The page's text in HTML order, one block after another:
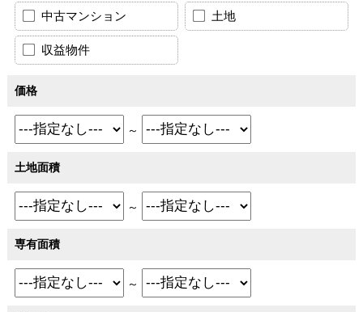
中古マンション 土地
収益物件
価格
～
土地面積
～
専有面積
～